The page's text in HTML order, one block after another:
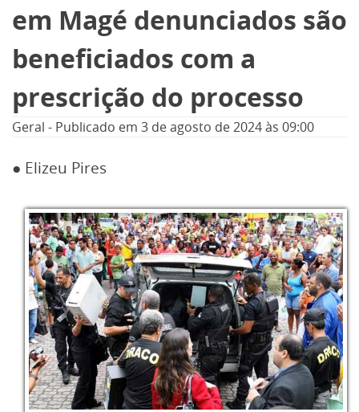
Opinião
Informe especial
em Magé denunciados são
beneficiados com a
prescrição do processo
Geral - Publicado em 3 de agosto de 2024às 09:00
● Elizeu Pires